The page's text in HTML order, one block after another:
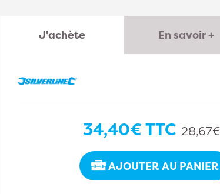
J'achète En savoir +
34,40€TTC 28,67€
AJOUTER AU PANIER